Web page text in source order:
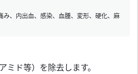
み、内出血、感染、血腫、変形、硬化、麻
ミド等）を除去します。